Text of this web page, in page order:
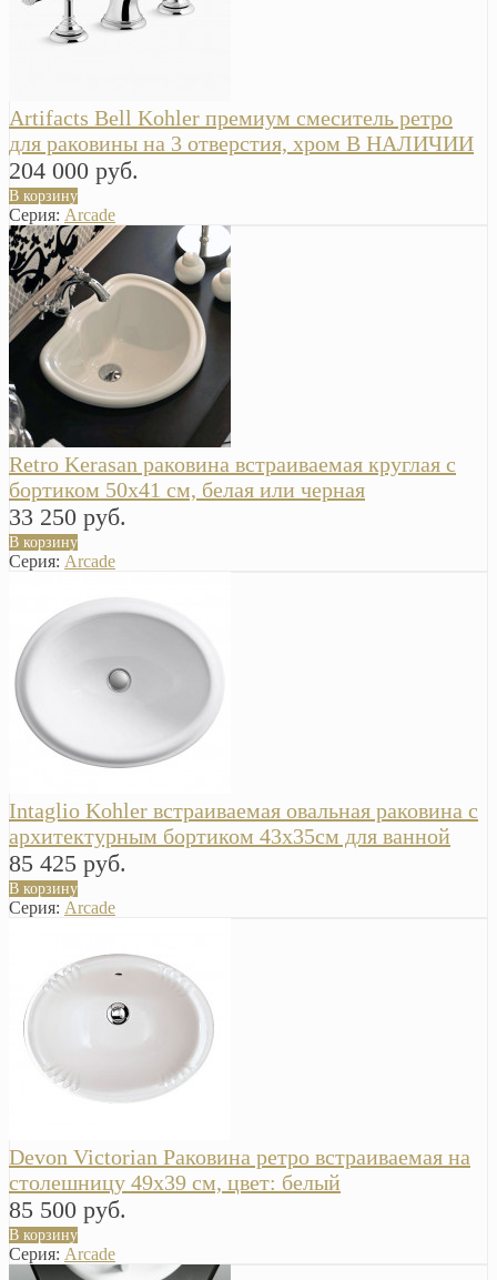
Artifacts Bell Kohler премиум смеситель ретро
для раковины на 3 отверстия, хром В НАЛИЧИИ
204 000 руб.
В корзину
Серия: Arcade
Retro Kerasan раковина встраиваемая круглая с
бортиком 50х41 см, белая или черная
33 250 руб.
В корзину
Серия: Arcade
Intaglio Kohler встраиваемая овальная раковина с
архитектурным бортиком 43x35см для ванной
85 425 руб.
В корзину
Серия: Arcade
Devon Victorian Раковина ретро встраиваемая на
столешницу 49х39 cм, цвет: белый
85 500 руб.
В корзину
Серия: Arcade